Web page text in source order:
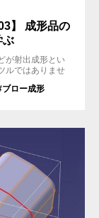
】 成形品の
ぶ
が射出成形とい
ルではありませ
製品の外観面
ブロー成形